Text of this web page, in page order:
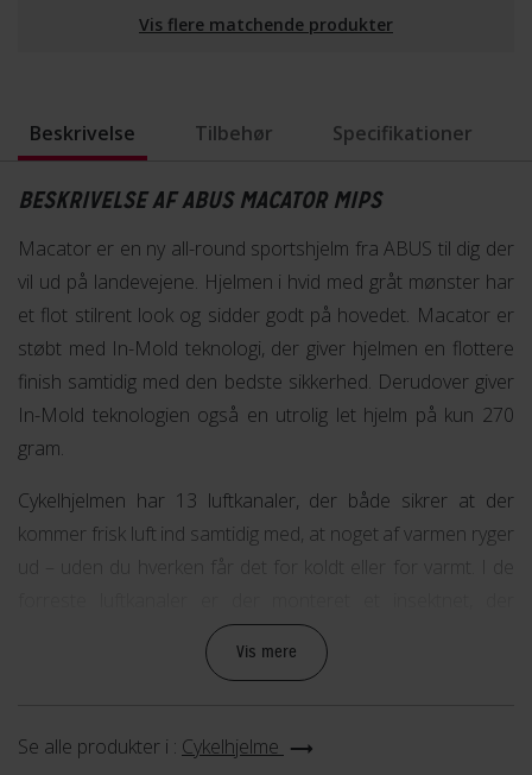
Vis flere matchende produkter
Beskrivelse Tilbehør Specifikationer
BESKRIVELSE AF ABUS MACATOR MIPS
Macator er en ny all-round sportshjelm fra ABUS til dig der
vil ud på landevejene. Hjelmen i hvid med gråt mønster har
et flot stilrent look og sidder godt på hovedet. Macator er
støbt med In-Mold teknologi, der giver hjelmen en flottere
finish samtidig med den bedste sikkerhed. Derudover giver
In-Mold teknologien også en utrolig let hjelm på kun 270
gram.
Cykelhjelmen har 13 luftkanaler, der både sikrer at der
kommer frisk luft ind samtidig med, at noget af varmen ryger
ud – uden du hverken får det for koldt eller for varmt. I de
forhindrer fluer og andre insekter i at flyve ind under
finjustere hjelmen, så den passer perfekt til dig, ved hjælp af
Vis mere
Se alle produkter i : Cykelhjelme